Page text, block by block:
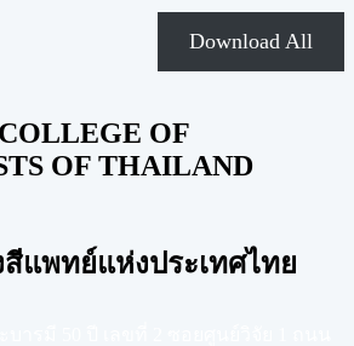
Download All
OF
OF THAILAND
แพทย์แห่งประเทศไทย